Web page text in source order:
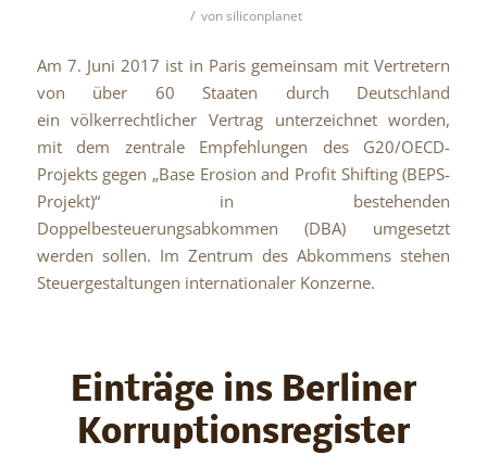
/ vonsiliconplanet
Am 7. Juni 2017 ist in Paris gemeinsam mit Vertretern
von über 60 Staaten durch Deutschland
ein völkerrechtlicher Vertrag unterzeichnet worden,
mit dem zentrale Empfehlungen des G20/OECD-
Projekts gegen „Base Erosion and Profit Shifting (BEPS-
Projekt)“ in bestehenden
Doppelbesteuerungsabkommen (DBA) umgesetzt
werden sollen. Im Zentrum des Abkommens stehen
Steuergestaltungen internationaler Konzerne.
Einträge ins Berliner
Korruptionsregister